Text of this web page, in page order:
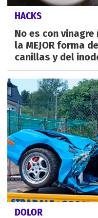
HACKS
No es con
la MEJOR forma
canillas y del
DOLOR